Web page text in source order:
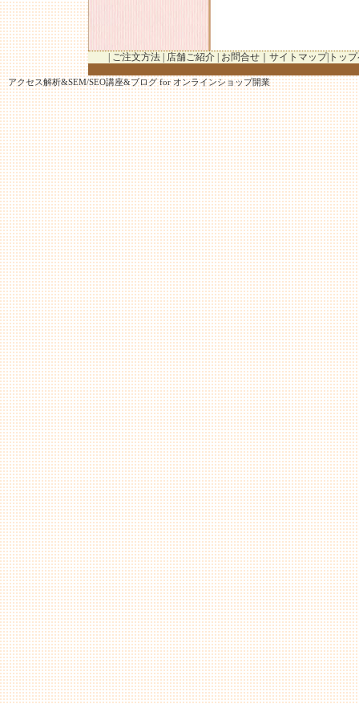
ご注文方法 店舗ご紹介 お問合せ サイトマップ| トッ
アクセス解析&SEM/SEO講座&ブログforオンラインショップ開業